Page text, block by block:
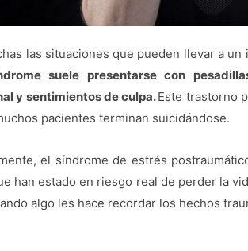
las situaciones que pueden llevar a
suele presentarse con
y sentimientos de culpa.Este trastorno
pacientes terminan suicidándose.
el síndrome de estrés
han estado en riesgo real de perder la
algo les hace recordar los hechos